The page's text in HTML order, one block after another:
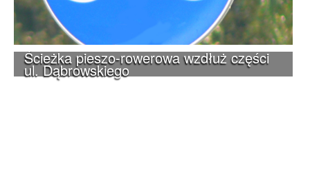
Ścieżka pieszo-rowerowa wzdłuż części
ul. Dąbrowskiego